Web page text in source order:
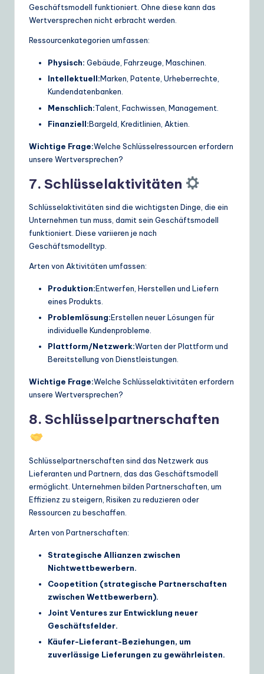
Geschäftsmodell funktioniert. Ohne diese kann das
Wertversprechen nicht erbracht werden.
Ressourcenkategorien umfassen:
Physisch: Gebäude, Fahrzeuge, Maschinen.
Intellektuell:Marken, Patente, Urheberrechte,
Kundendatenbanken.
Menschlich:Talent, Fachwissen, Management.
Finanziell:Bargeld, Kreditlinien, Aktien.
Wichtige Frage:Welche Schlüsselressourcen erfordern
unsere Wertversprechen?
7. Schlüsselaktivitäten
Schlüsselaktivitäten sind die wichtigsten Dinge, die ein
Unternehmen tun muss, damit sein Geschäftsmodell
funktioniert. Diese variieren je nach
Geschäftsmodelltyp.
Arten von Aktivitäten umfassen:
Produktion:Entwerfen, Herstellen und Liefern
eines Produkts.
Problemlösung:Erstellen neuer Lösungen für
individuelle Kundenprobleme.
Plattform/Netzwerk:Warten der Plattform und
Bereitstellung von Dienstleistungen.
Wichtige Frage:Welche Schlüsselaktivitäten erfordern
unsere Wertversprechen?
8. Schlüsselpartnerschaften
Schlüsselpartnerschaften sind das Netzwerk aus
Lieferanten und Partnern, das das Geschäftsmodell
ermöglicht. Unternehmen bilden Partnerschaften, um
Effizienz zu steigern, Risiken zu reduzieren oder
Ressourcen zu beschaffen.
Arten von Partnerschaften:
Strategische Allianzen zwischen
Nichtwettbewerbern.
Coopetition (strategische Partnerschaften
zwischen Wettbewerbern).
Joint Ventures zur Entwicklung neuer
Geschäftsfelder.
Käufer-Lieferant-Beziehungen, um
zuverlässige Lieferungen zu gewährleisten.